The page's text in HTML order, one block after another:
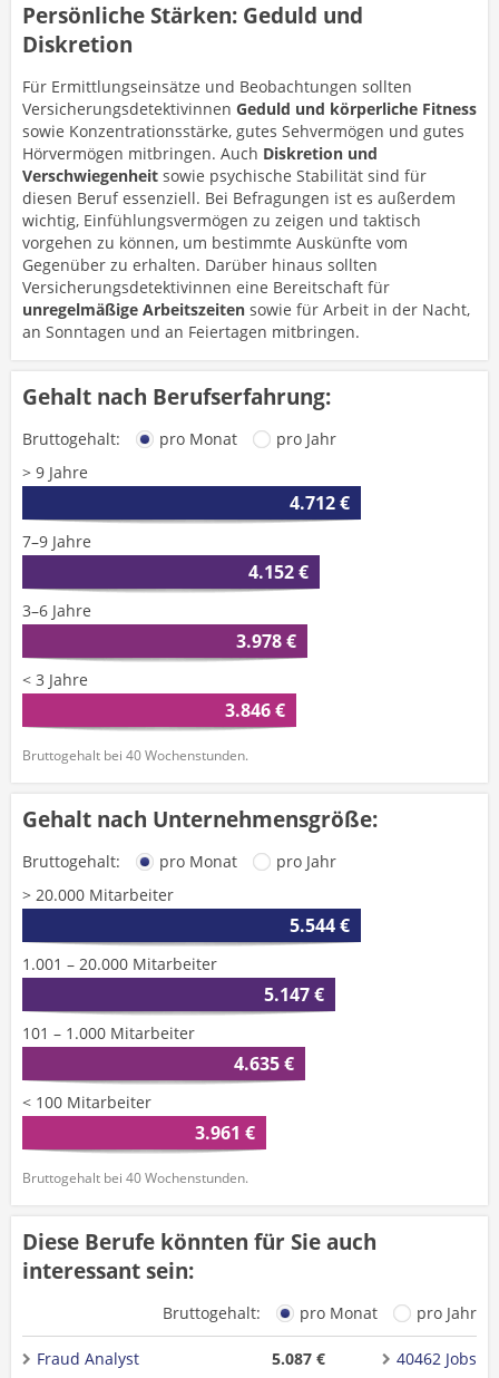
Persönliche Stärken: Geduld und
Diskretion
Für Ermittlungseinsätze und Beobachtungen sollten
Versicherungsdetektivinnen Geduld und körperliche Fitness
sowie Konzentrationsstärke, gutes Sehvermögen und gutes
Hörvermögen mitbringen. Auch Diskretion und
Verschwiegenheit sowie psychische Stabilität sind für
diesen Beruf essenziell. Bei Befragungen ist es außerdem
wichtig, Einfühlungsvermögen zu zeigen und taktisch
vorgehen zu können, um bestimmte Auskünfte vom
Gegenüber zu erhalten. Darüber hinaus sollten
Versicherungsdetektivinnen eine Bereitschaft für
unregelmäßige Arbeitszeiten sowie für Arbeit in der Nacht,
an Sonntagen und an Feiertagen mitbringen.
Gehalt nach Berufserfahrung:
Bruttogehalt: pro Monat
pro Jahr
> 9 Jahre
4.712 €
7–9 Jahre
4.152 €
3–6 Jahre
3.978 €
< 3 Jahre
3.846 €
Bruttogehalt bei 40 Wochenstunden.
Gehalt nach Unternehmensgröße:
Bruttogehalt: pro Monat
pro Jahr
> 20.000 Mitarbeiter
5.544 €
1.001 – 20.000 Mitarbeiter
5.147 €
101 – 1.000 Mitarbeiter
4.635 €
< 100 Mitarbeiter
3.961 €
Bruttogehalt bei 40 Wochenstunden.
Diese Berufe könnten für Sie auch
interessant sein:
Bruttogehalt: pro Monat pro Jahr
Fraud Analyst 5.087 € 40462 Jobs